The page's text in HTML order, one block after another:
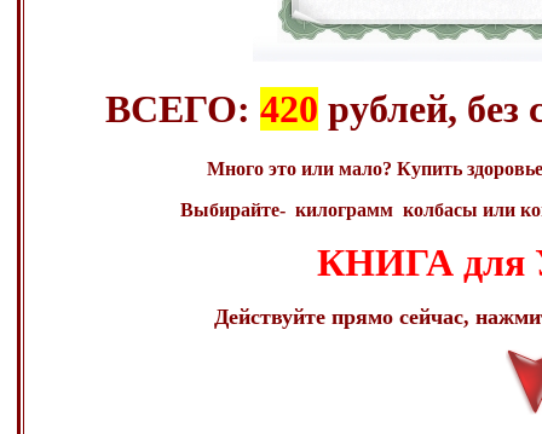
ВСЕГО: 420 рублей, без
Много это или мало? Купить
Выбирайте- килограмм колбасы или
КНИГА
Действуйте прямо сейчас,